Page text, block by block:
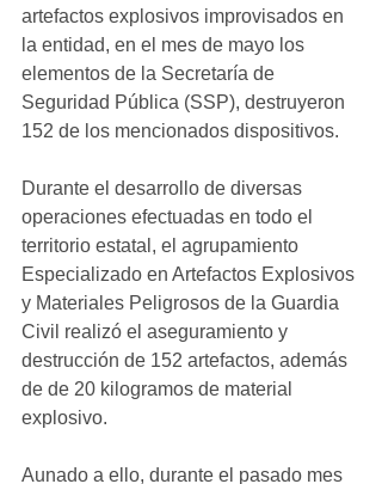
artefactos explosivos improvisados en
la entidad, en el mes de mayo los
elementos de la Secretaría de
Seguridad Pública (SSP), destruyeron
152 de los mencionados dispositivos.
Durante el desarrollo de diversas
operaciones efectuadas en todo el
territorio estatal, el agrupamiento
Especializado en Artefactos Explosivos
y Materiales Peligrosos de la Guardia
Civil realizó el aseguramiento y
destrucción de 152 artefactos, además
de de 20 kilogramos de material
explosivo.
Aunado a ello, durante el pasado mes